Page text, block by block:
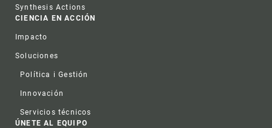
Synthesis Actions
CIENCIA EN ACCIÓN
Impacto
Soluciones
Política i Gestión
Innovación
Servicios técnicos
ÚNETE AL EQUIPO